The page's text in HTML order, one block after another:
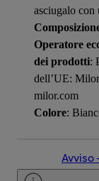
asciugalo con
Operatore
dei prodotti:
dell’UE:
milor.com
Colore:
Avviso